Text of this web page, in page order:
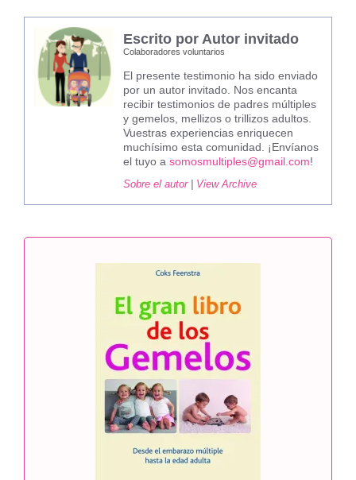
Escrito por Autor invitado
Colaboradores voluntarios
El presente testimonio ha sido enviado
por un autor invitado. Nos encanta
recibir testimonios de padres múltiples
y gemelos, mellizos o trillizos adultos.
Vuestras experiencias enriquecen
muchísimo esta comunidad. ¡Envíanos
el tuyo a somosmultiples@gmail.com!
Sobre el autor| View Archive